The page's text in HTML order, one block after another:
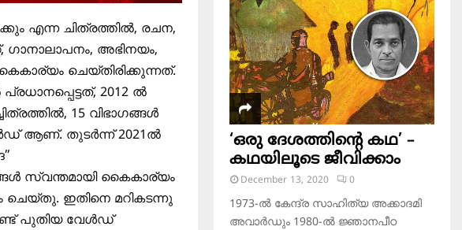
എന്ന ചിത്രത്തിൽ, രചന,
ഗാനാലാപനം, അഭിനയം,
ചെയ്തിരിക്കുന്നത്.
2012 ൽ
15 വിഭാഗങ്ങൾ
ആണ്. തുടർന്ന് 2021ൽ
സ്വന്തമായി കൈകാര്യം
ഇതിനെ മറികടന്നു
പുതിയ വേൾഡ്
‘ഒരു ദേശത്തിന്റെ കഥ’ –
കഥയിലൂടെ ജീവിക്കാം
December 13, 2020 0
1973-ല്‍ കേന്ദ്ര സാഹിത്യ അക്കാദമി
അവാര്‍ഡും 1980-ല്‍ ജ്ഞാനപീഠ